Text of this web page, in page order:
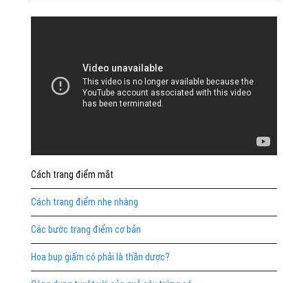
Cách trang điểm mắt
Cách trang điểm nhẹ nhàng
Các bước trang điểm cơ bản
Hoa bụp giấm có phải là thần dược?